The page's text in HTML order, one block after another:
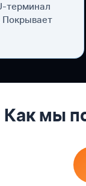
терминал
Покрывает
Как мы